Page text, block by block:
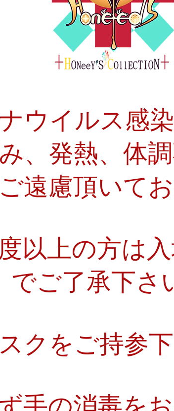
ウイルス感
、発熱、体
遠慮頂いてお
以上の方は
でご了承下さ
クをご持参下